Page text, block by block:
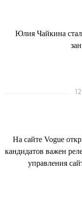
Юлия Чайкина
На сайте Vogue
кандидатов важен
управления